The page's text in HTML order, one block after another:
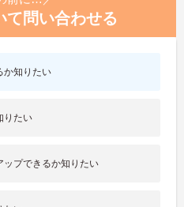
て問い合わせる
か知りたい
りたい
ップできるか知りたい